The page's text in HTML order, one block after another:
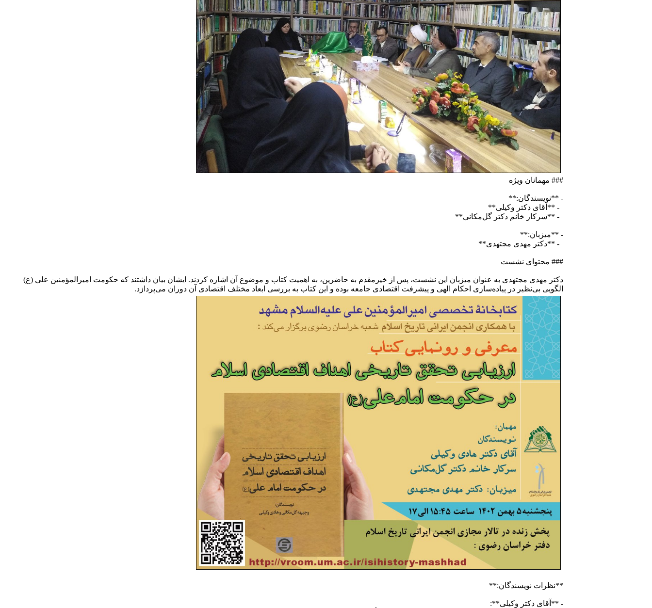
### مهمانان ویژه
- **نویسندگان:**
- **آقای دکتر وکیلی**
- **سرکار خانم دکتر گل‌مکانی**
- **میزبان:**
- **دکتر مهدی مجتهدی**
### محتوای نشست
دکتر مهدی مجتهدی به عنوان میزبان این نشست، پس از خیرمقدم به حاضرین، به اهمیت کتاب و موضوع آن اشاره کردند. ایشان بیان داشتند که حکومت امیرالمؤمنین علی (ع)
الگویی بی‌نظیر در پیاده‌سازی احکام الهی و پیشرفت اقتصادی جامعه بوده و این کتاب به بررسی ابعاد مختلف اقتصادی آن دوران می‌پردازد.
**نظرات نویسندگان:**
- **آقای دکتر وکیلی**: